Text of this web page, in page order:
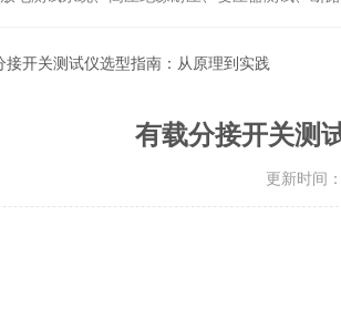
接开关测试仪选型指南：从原理到实践
有载分接开关测
更新时间